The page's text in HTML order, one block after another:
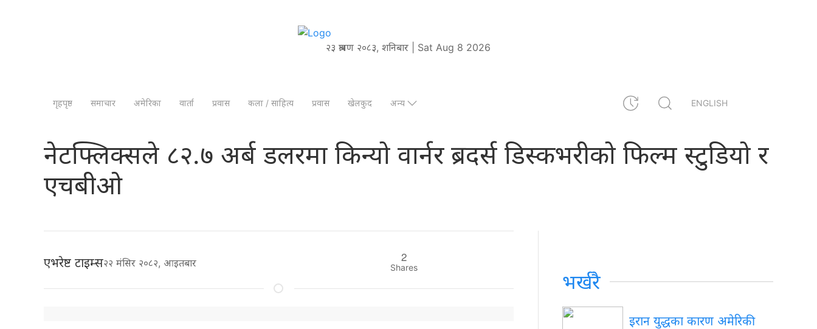
२३ श्रावण २०८३, शनिबार | Sat Aug 8 2026
गृहपृष्ठ समाचार अमेरिका वार्ता प्रवास कला / साहित्य प्रवास खेलकुद अन्य ENGLISH
नेटफ्लिक्सले ८२.७ अर्ब डलरमा किन्यो वार्नर ब्रदर्स डिस्कभरीको फिल्म स्टुडियो र
एचबीओ
एभरेष्ट टाइम्स२२ मंसिर २०८२, आइतबार 2
Shares
भर्खरै
इरान युद्धका कारण अमेरिकी